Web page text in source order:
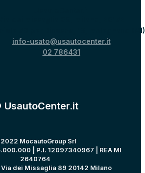
40 per Binasco, 15, Melegnano
info-usato@usautocenter.it
02 786431
UsautoCenter.it
MocautoGroup Srl
| P.I. 12097340967 | REA MI
2640764
dei Missaglia 89 20142 Milano